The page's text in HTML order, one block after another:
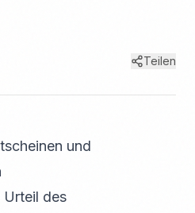
Teilen
und
Urteil des